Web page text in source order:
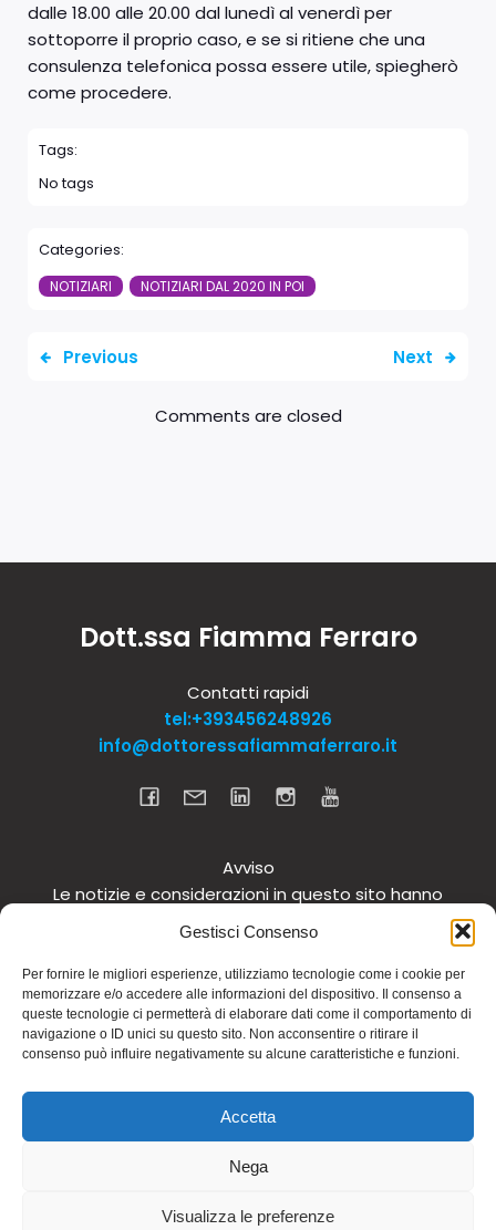
Gestisci Consenso
Per fornire le migliori esperienze, utilizziamo tecnologie come i cookie per
memorizzare e/o accedere alle informazioni del dispositivo. Il consenso a
queste tecnologie ci permetterà di elaborare dati come il comportamento di
navigazione o ID unici su questo sito. Non acconsentire o ritirare il
consenso può influire negativamente su alcune caratteristiche e funzioni.
Accetta
Nega
Visualizza le preferenze
dalle 18.00 alle 20.00 dal lunedì al venerdì per
sottoporre il proprio caso, e se si ritiene che una
consulenza telefonica possa essere utile, spiegherò
come procedere.
Tags:
No tags
Categories:
NOTIZIARI NOTIZIARI DAL 2020 IN POI
Previous Next
Comments are closed
Dott.ssa Fiamma Ferraro
Contatti rapidi
tel:+393456248926
info@dottoressafiammaferraro.it
Avviso
Le notizie e considerazioni in questo sito hanno
carattere informativo generale e non intendono in
alcun modo dare consigli medici. Si raccomanda di
non intraprendere o interrompere alcuna terapia o
assunzione o cambiamento di integratori o
tantomeno medicinali (nemmeno “naturali”) senza
una preventiva consultazione del proprio medico.
sito. Non si risponde inoltre in alcun modo in relazione
quali si rinvia.
WordPress eKubio